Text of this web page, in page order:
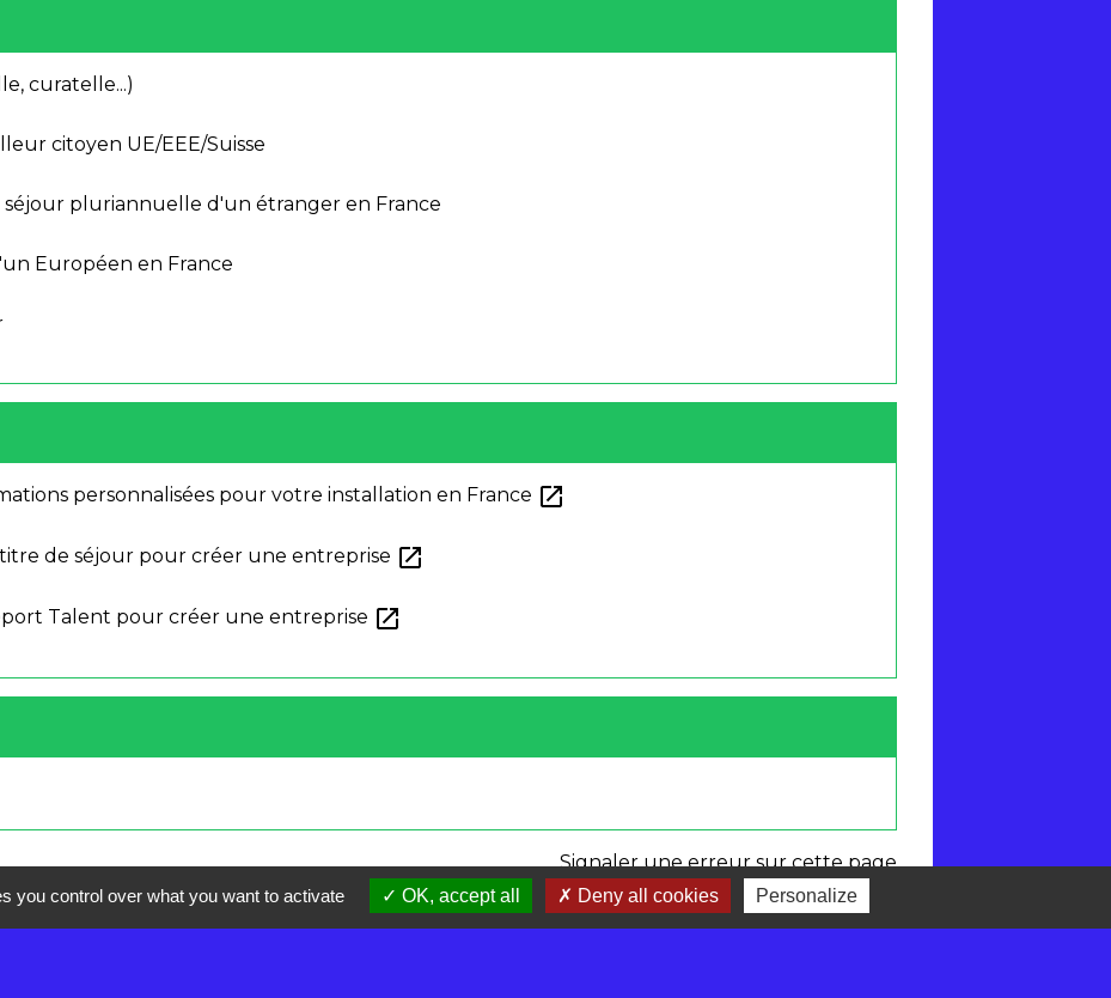
curatelle...)
citoyen UE/EEE/Suisse
séjour pluriannuelle d'un étranger en France
Européen en France
personnalisées pour votre installation en France open_in_new
de séjour pour créer une entreprise open_in_new
Talent pour créer une entreprise open_in_new
Signaler une erreur sur cette page
you control over what you want to activate OK, accept all Deny all cookies Personalize